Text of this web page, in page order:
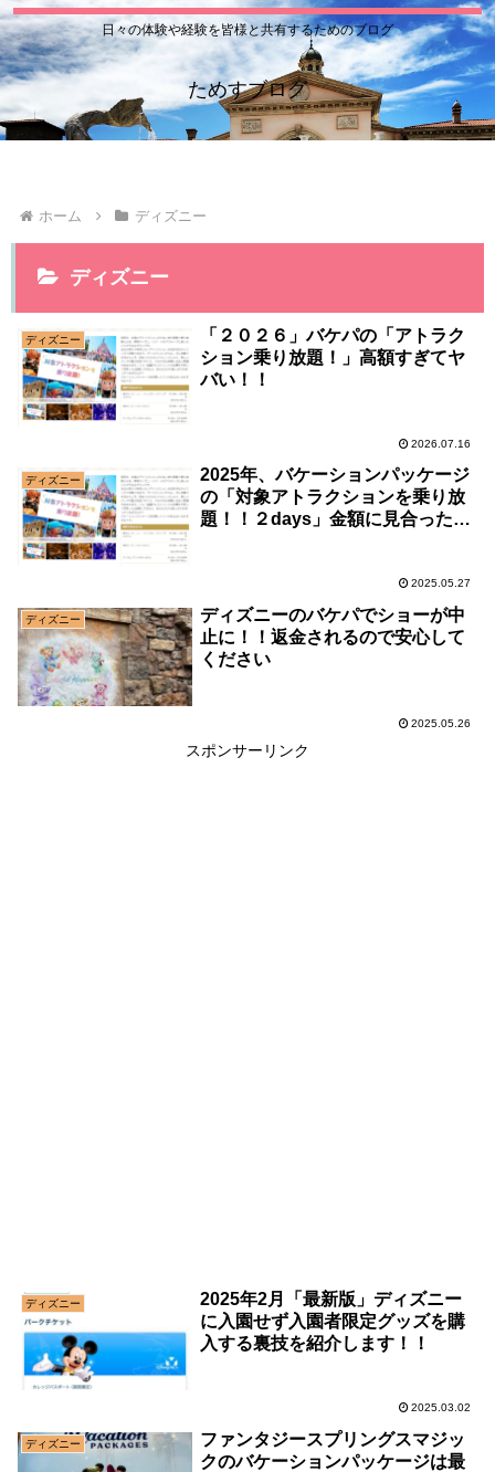
日々の体験や経験を皆様と共有するためのブログ
ためすブログ
ホーム ディズニー
ディズニー
ディズニー
「２０２６」バケパの「アトラク
ション乗り放題！」高額すぎてヤ
バい！！
2026.07.16
ディズニー
2025年、バケーションパッケージ
の「対象アトラクションを乗り放
題！！２days」金額に見合った価
2025.05.27
ディズニー
ディズニーのバケパでショーが中
止に！！返金されるので安心して
ください
2025.05.26
スポンサーリンク
ディズニー
2025年2月「最新版」ディズニー
に入園せず入園者限定グッズを購
入する裏技を紹介します！！
2025.03.02
ディズニー
ファンタジースプリングスマジッ
クのバケーションパッケージは最